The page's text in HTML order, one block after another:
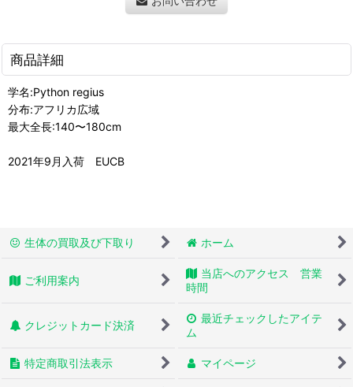
商品詳細
学名:Python regius
分布:アフリカ広域
最大全長:140〜180cm
2021年9月入荷 EUCB
生体の買取及び下取り ホーム
ご利用案内
当店へのアクセス 営業
時間
クレジットカード決済
最近チェックしたアイテ
ム
特定商取引法表示 マイページ